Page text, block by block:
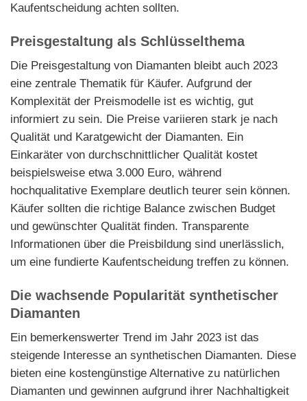
Kaufentscheidung achten sollten.
Preisgestaltung als Schlüsselthema
Die Preisgestaltung von Diamanten bleibt auch 2023
eine zentrale Thematik für Käufer. Aufgrund der
Komplexität der Preismodelle ist es wichtig, gut
informiert zu sein. Die Preise variieren stark je nach
Qualität und Karatgewicht der Diamanten. Ein
Einkaräter von durchschnittlicher Qualität kostet
beispielsweise etwa 3.000 Euro, während
hochqualitative Exemplare deutlich teurer sein können.
Käufer sollten die richtige Balance zwischen Budget
und gewünschter Qualität finden. Transparente
Informationen über die Preisbildung sind unerlässlich,
um eine fundierte Kaufentscheidung treffen zu können.
Die wachsende Popularität synthetischer
Diamanten
Ein bemerkenswerter Trend im Jahr 2023 ist das
steigende Interesse an synthetischen Diamanten. Diese
bieten eine kostengünstige Alternative zu natürlichen
Diamanten und gewinnen aufgrund ihrer Nachhaltigkeit